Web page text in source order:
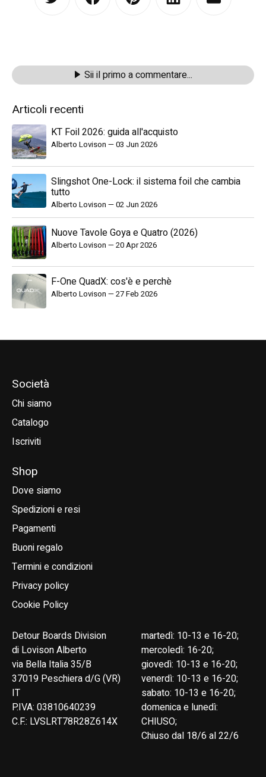
Sii il primo a commentare...
Articoli recenti
KT Foil 2026: guida all'acquisto
Alberto Lovison —03 Jun 2026
Slingshot One-Lock: il sistema foil che cambia
tutto
Alberto Lovison —02 Jun 2026
Nuove Tavole Goya e Quatro (2026)
Alberto Lovison —20 Apr 2026
F-One QuadX: cos'è e perchè
Alberto Lovison —27 Feb 2026
Società
Chi siamo
Catalogo
Iscriviti
Shop
Dove siamo
Spedizioni e resi
Pagamenti
Buoni regalo
Termini e condizioni
Privacy policy
Cookie Policy
Detour Boards Division
di Lovison Alberto
via Bella Italia 35/B
37019 Peschiera d/G (VR)
IT
P.IVA: 03810640239
C.F.: LVSLRT78R28Z614X
martedì: 10-13 e 16-20;
mercoledì: 16-20;
giovedì: 10-13 e 16-20;
venerdì: 10-13 e 16-20;
sabato: 10-13 e 16-20;
domenica e lunedì:
CHIUSO;
Chiuso dal 18/6 al 22/6
English